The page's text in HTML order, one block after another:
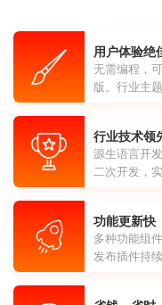
用户体验绝
无需编程，
版。行业主
行业技术领
源生语言开
二次开发，
功能更新快
多种功能组
发布插件持